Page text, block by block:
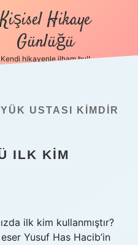
Kişisel Hikaye
Günlüğü
Kendi hikayenle ilham bul!
USTASI KIMDIR
ILK KIM
ilk kim kullanmıştır?
Yusuf Has Hacib’in